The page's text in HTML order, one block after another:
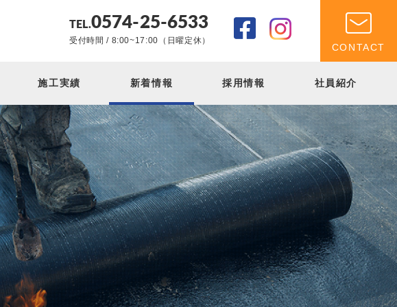
TEL.0574-25-6533
受付時間 / 8:00~17:00（日曜定休）
CONTACT
施工実績 新着情報 採用情報 社員紹介